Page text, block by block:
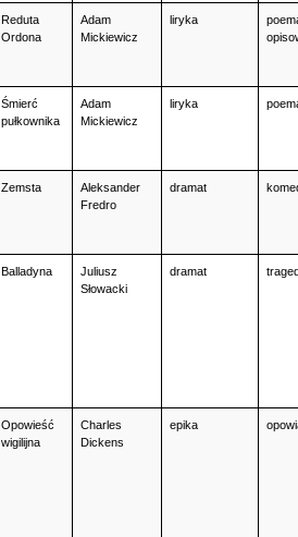
Reduta
Ordona
Adam
Mickiewicz
liryka
Śmierć
pułkownika
Adam
Mickiewicz
liryka
Zemsta
Aleksander
Fredro
dramat
Balladyna
Juliusz
Słowacki
dramat
Opowieść
wigilijna
Charles
Dickens
epika